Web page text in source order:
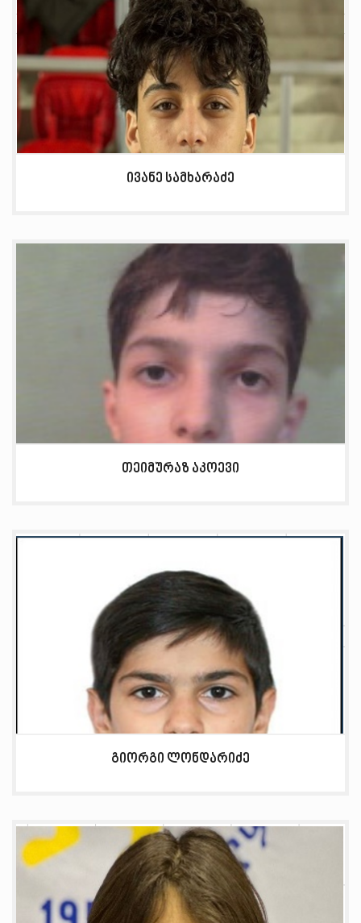
ივანე სამხარაძე
თეიმურაზ აკოევი
გიორგი ლონდარიძე